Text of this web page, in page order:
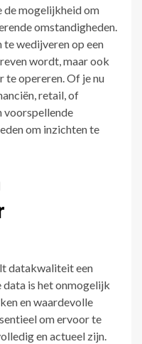
de mogelijkheid om
omstandigheden.
wedijveren op een
wordt, maar ook
opereren. Of je nu
retail, of
voorspellende
om inzichten te
datakwaliteit een
is het onmogelijk
en waardevolle
om ervoor te
en actueel zijn.